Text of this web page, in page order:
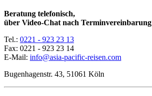
Beratung telefonisch,
über Video-Chat nach Terminvereinbarung
Tel.: 0221 - 923 23 13
Fax: 0221 - 923 23 14
E-Mail: info@asia-pacific-reisen.com
Bugenhagenstr. 43, 51061 Köln